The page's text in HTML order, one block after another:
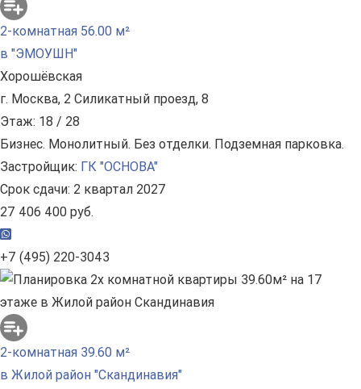
2-комнатная 56.00 м²
в "ЭМОУШН"
Хорошёвская
г. Москва, 2 Силикатный проезд, 8
Этаж: 18 / 28
Бизнес. Монолитный. Без отделки. Подземная парковка.
Застройщик: ГК "ОСНОВА"
Срок сдачи: 2 квартал 2027
27 406 400 руб.
+7 (495) 220-3043
2-комнатная 39.60 м²
в Жилой район "Скандинавия"